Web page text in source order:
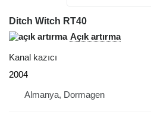
Ditch Witch RT40
Açık artırma
Kanal kazıcı
2004
Almanya, Dormagen